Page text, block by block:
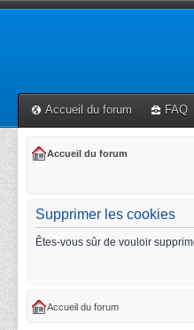
Accueil du forum FAQ
Accueil du forum
Supprimer les cookies
Êtes-vous sûr de vouloir
Accueil du forum